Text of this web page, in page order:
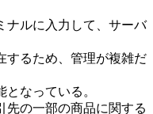
ナルに入力して、サーバ
するため、管理が複雑だ
なっている。
先の一部の商品に関する